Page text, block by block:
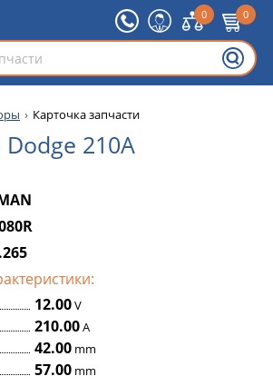
0 0
Карточка запчасти
210A
12.00V
210.00A
42.00 mm
57.00 mm